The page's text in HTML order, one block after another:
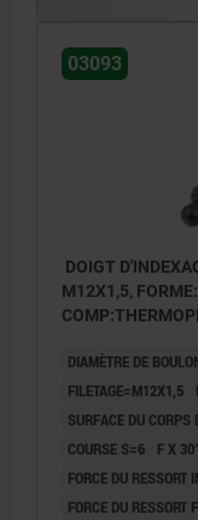
03093
DOIGT
M12X1,5,
DIAMÈTRE DE
FILETAGE=M12X1,5
SURFACE DU CORPS
COURSE S=6
F X
FORCE DU
FORCE DU